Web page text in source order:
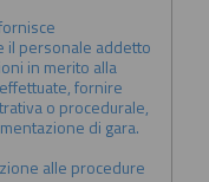
il personale addetto
in merito alla
fornire
o procedurale,
di gara.
alle procedure